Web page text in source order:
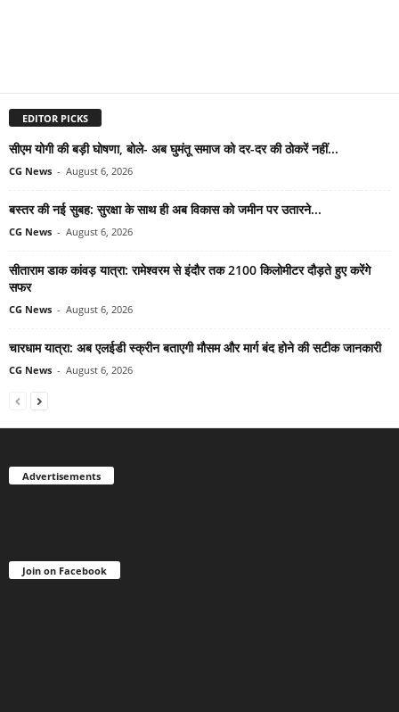
EDITOR PICKS
सीएम योगी की बड़ी घोषणा, बोले- अब घुमंतू समाज को दर-दर की ठोकरें नहीं...
CG News - August 6, 2026
बस्तर की नई सुबह: सुरक्षा के साथ ही अब विकास को जमीन पर उतारने...
CG News - August 6, 2026
सीताराम डाक कांवड़ यात्रा: रामेश्वरम से इंदौर तक 2100 किलोमीटर दौड़ते हुए करेंगे
सफर
CG News - August 6, 2026
चारधाम यात्रा: अब एलईडी स्क्रीन बताएगी मौसम और मार्ग बंद होने की सटीक जानकारी
CG News - August 6, 2026
Advertisements
Join on Facebook